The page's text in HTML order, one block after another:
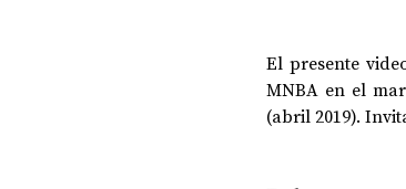
DOSSIER NOCHE DE LAS IDEAS
El presente
MNBA en el
(abril 2019).